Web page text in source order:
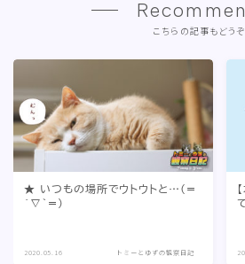
こちらの記事もどうぞ
★ いつもの場所でウトウトと…(=
´∇｀=)